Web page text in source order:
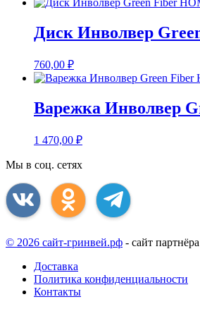
Диск Инволвер
760,00 ₽
Варежка Инволвер
1 470,00 ₽
Мы в соц. сетях
© 2026 сайт-гринвей.рф - сайт
Доставка
Политика конфиденциальности
Контакты